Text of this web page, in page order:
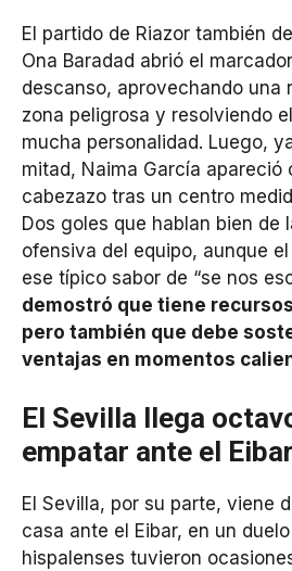
El partido de Riazor también
Ona Baradad abrió el
descanso, aprovechando una
zona peligrosa y resolviendo
mucha personalidad. Luego,
mitad, Naima García apareció
cabezazo tras un centro
Dos goles que hablan bien de
ofensiva del equipo, aunque
ese típico sabor de “se nos
demostró que tiene
pero también que debe
ventajas en momentos
El Sevilla llega
empatar ante el Eibar
El Sevilla, por su parte, viene
casa ante el Eibar, en un
hispalenses tuvieron